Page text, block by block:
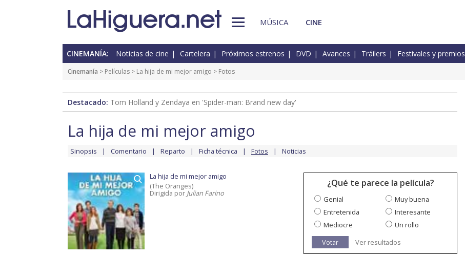
MÚSICA CINE
CINEMANÍA: Noticias de cine Cartelera Próximos estrenos DVD Avances Tráilers Festivales y premios
Cinemanía > Películas > La hija de mi mejor amigo > Fotos
Destacado: Tom Holland y Zendaya en 'Spider-man: Brand new day'
La hija de mi mejor amigo
Sinopsis Comentario Reparto Ficha técnica Fotos Noticias
La hija de mi mejor amigo
(The Oranges)
Dirigida por Julian Farino
¿Qué te parece la película?
Genial
Muy buena
Entretenida
Interesante
Mediocre
Un rollo
Votar
Ver resultados